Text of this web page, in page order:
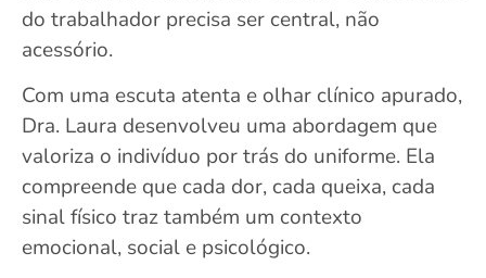
do trabalhador precisa ser central, não
acessório.
Com uma escuta atenta e olhar clínico apurado,
Dra. Laura desenvolveu uma abordagem que
valoriza o indivíduo por trás do uniforme. Ela
compreende que cada dor, cada queixa, cada
sinal físico traz também um contexto
emocional, social e psicológico.